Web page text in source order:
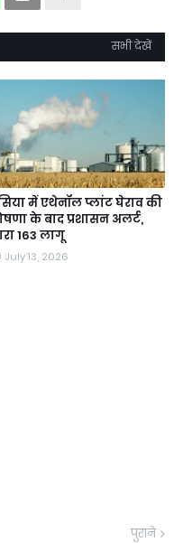
सभी देखें
में एथेनॉल प्लांट घेराव की
के बाद प्रशासन अलर्ट,
163 लागू
July 13, 2026
पुराने